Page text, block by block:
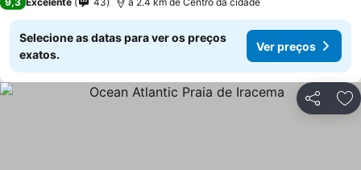
Selecione as datas para ver os preços
exatos.
Ver preços
Partilhar